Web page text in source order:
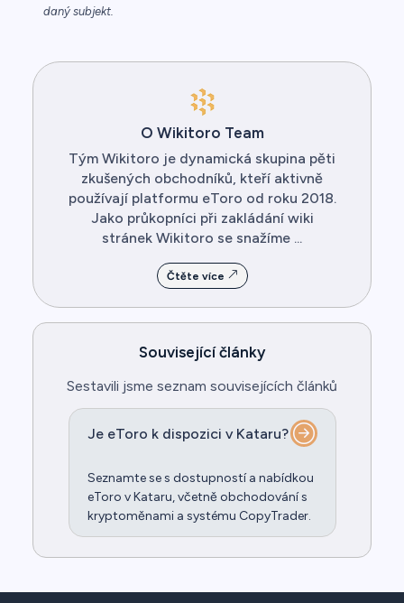
daný subjekt.
O Wikitoro Team
Tým Wikitoro je dynamická skupina pěti
zkušených obchodníků, kteří aktivně
používají platformu eToro od roku 2018.
Jako průkopníci při zakládání wiki
stránek Wikitoro se snažíme ...
Čtěte více
Související články
Sestavili jsme seznam souvisejících článků
Je eToro k dispozici v Kataru?
Seznamte se s dostupností a nabídkou
eToro v Kataru, včetně obchodování s
kryptoměnami a systému CopyTrader.